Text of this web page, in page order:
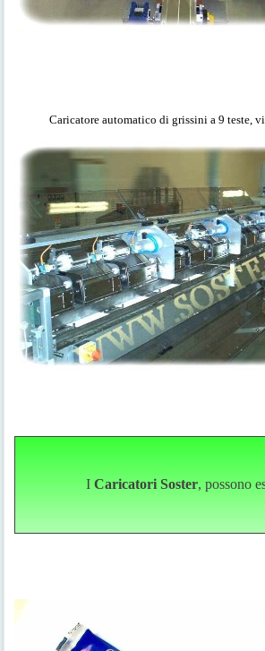
Caricatore automatico di grissini a 9 teste,
I Caricatori Soster, possono